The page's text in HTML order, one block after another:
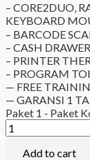
– CORE2DUO,
KEYBOARD
– BARCODE
– CASH
– PRINTER
– PROGRAM
— FREE
— GARANSI 1
Paket 1 - Paket
Add to cart